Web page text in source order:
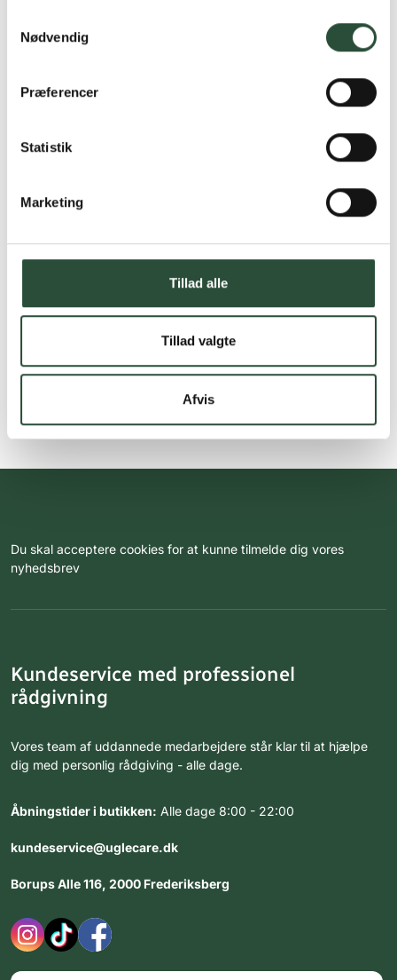
Nødvendig
Præferencer
Statistik
Marketing
Tillad alle
Tillad valgte
Afvis
Du skal acceptere cookies for at kunne tilmelde dig vores
nyhedsbrev
Kundeservice med professionel
rådgivning
Vores team af uddannede medarbejdere står klar til at hjælpe
dig med personlig rådgiving - alle dage.
Åbningstider i butikken: Alle dage 8:00 - 22:00
kundeservice@uglecare.dk
Borups Alle 116, 2000 Frederiksberg